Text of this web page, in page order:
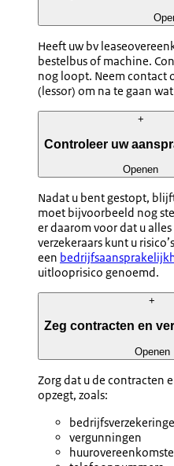
Heeft uw bv
bestelbus of machine.
nog loopt. Neem contact
(lessor) om na te gaan
+
Controleer uw
Openen
Nadat u bent gestopt,
moet bijvoorbeeld nog
er daarom voor dat u
verzekeraars kunt u
een
uitlooprisico genoemd.
+
Zeg contracten en
Openen
Zorg dat u de contracten
opzegt, zoals:
vergunningen